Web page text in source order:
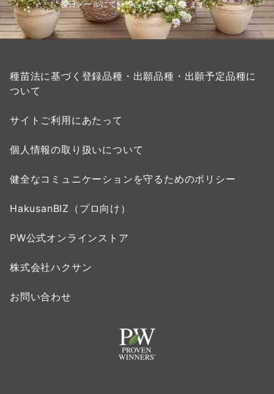
後日メールにて回答させていただきます。
種苗法に基づく登録品種・出願品種・出願予定品種に
ついて
サイトご利用にあたって
個人情報の取り扱いについて
健全なコミュニケーションを守るためのポリシー
HakusanBIZ（プロ向け）
PW公式オンラインストア
株式会社ハクサン
お問い合わせ